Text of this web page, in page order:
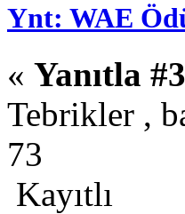
Ynt: WAE
« Yanıtla
Tebrikler ,
73
Kayıtlı